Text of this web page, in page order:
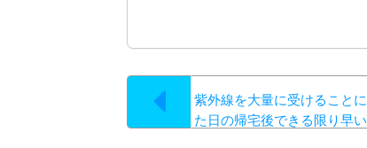
紫外線を大量に受けること
た日の帰宅後できる限り早